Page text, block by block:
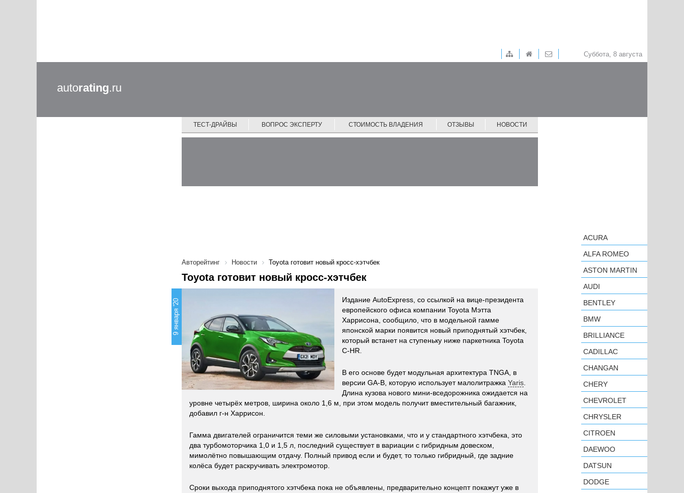
Суббота, 8 августа
autorating.ru
ТЕСТ-ДРАЙВЫ ВОПРОС ЭКСПЕРТУ СТОИМОСТЬ ВЛАДЕНИЯ ОТЗЫВЫ НОВОСТИ
Авторейтинг Новости Toyota готовит новый кросс-хэтчбек
Toyota готовит новый кросс-хэтчбек
9 января '20
Издание AutoExpress, со ссылкой на вице-президента
европейского офиса компании Toyota Мэтта
Харрисона, сообщило, что в модельной гамме
японской марки появится новый приподнятый хэтчбек,
который встанет на ступеньку ниже паркетника Toyota
C-HR.
В его основе будет модульная архитектура TNGA, в
версии GA-B, которую использует малолитражка Yaris
Длина кузова нового мини-вседорожника ожидается на
уровне четырёх метров, ширина около 1,6 м, при этом модель получит вместительный багажник,
добавил г-н Харрисон.
Гамма двигателей ограничится теми же силовыми установками, что и у стандартного хэтчбека, это
два турбомоторчика 1,0 и 1,5 л, последний существует в вариации с гибридным довеском,
мимолётно повышающим отдачу. Полный привод если и будет, то только гибридный, где задние
колёса будет раскручивать электромотор.
Сроки выхода приподнятого хэтчбека пока не объявлены, предварительно концепт покажут уже в
ACURA
ALFA ROMEO
ASTON MARTIN
AUDI
BENTLEY
BMW
BRILLIANCE
CADILLAC
CHANGAN
CHERY
CHEVROLET
CHRYSLER
CITROEN
DAEWOO
DATSUN
DODGE